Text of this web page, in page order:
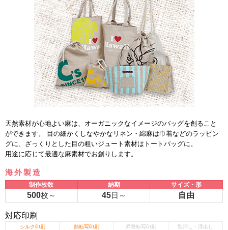
天然素材が心地よい麻は、オーガニックなイメージのバッグを創ること
ができます。 目の細かくしなやかなリネン・綿麻は巾着などのラッピン
グに、ざっくりとした目の粗いジュート素材はトートバッグに。
用途に応じて最適な麻素材でお創りします。
海外製造
制作枚数
500枚～
納期
45日～
サイズ・形
自由
対応印刷
シルク印刷 熱転写印刷 昇華転写印刷
型押し・浮出し